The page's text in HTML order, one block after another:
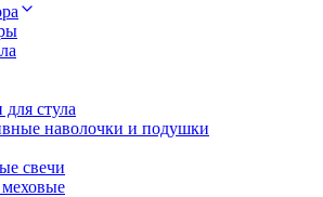
стула
наволочки и подушки
свечи